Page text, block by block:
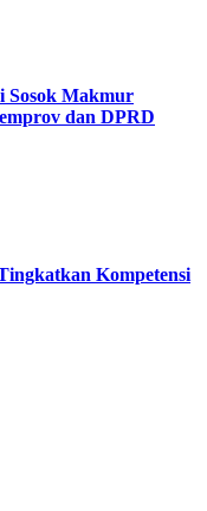
Sosok Makmur
dan DPRD
Kompetensi